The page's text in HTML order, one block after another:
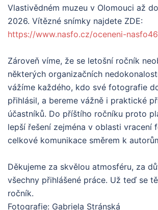
Vlastivědném muzeu v Olomouci až
2026. Vítězné snímky najdete ZDE:
https://www.nasfo.cz/oceneni-
Zároveň víme, že se letošní ročník
některých organizačních
vážíme každého, kdo své fotografie
přihlásil, a bereme vážně i praktické
účastníků. Do příštího ročníku proto
lepší řešení zejména v oblasti vracení
celkové komunikace směrem k
Děkujeme za skvělou atmosféru, za
všechny přihlášené práce. Už teď se
ročník.
Fotografie: Gabriela Stránská